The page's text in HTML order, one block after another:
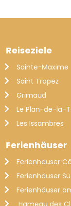
Reiseziele
Sainte-Maxime
Saint Tropez
Grimaud
Le Plan-de-la-
Les Issambres
Ferienhäuser
Ferienhäuser
Ferienhäuser
Ferienhäuser
Hameau des